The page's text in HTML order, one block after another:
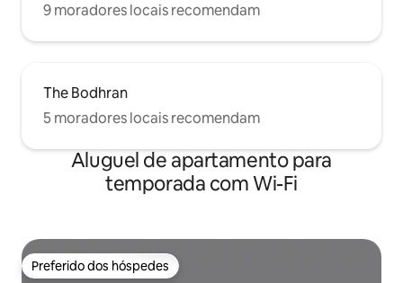
9 moradores locais recomendam
The Bodhran
5 moradores locais recomendam
Aluguel de apartamento para
temporada com Wi-Fi
Preferido dos hóspedes
Preferido dos hóspedes